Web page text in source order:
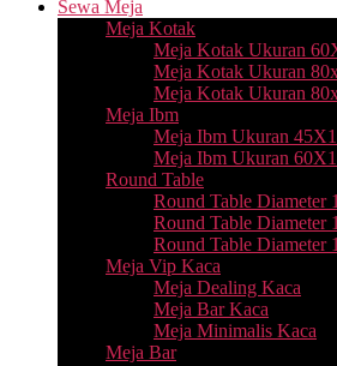
Sewa Meja
Meja Kotak
Meja Kotak Ukuran
Meja Kotak Ukuran
Meja Kotak Ukuran
Meja Ibm
Meja Ibm Ukuran
Meja Ibm Ukuran
Round Table
Round Table Diameter
Round Table Diameter
Round Table Diameter
Meja Vip Kaca
Meja Dealing Kaca
Meja Bar Kaca
Meja Minimalis Kaca
Meja Bar